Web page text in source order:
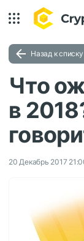
Назад к списку
Что
в
20 Декабрь 2017